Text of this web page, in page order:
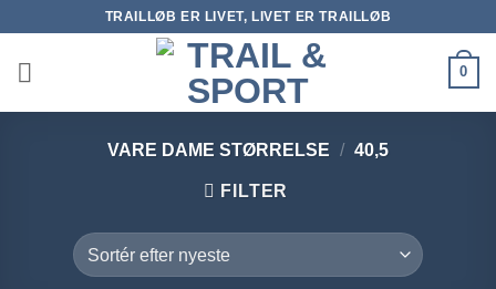
indhold
TRAILLØB ER LIVET, LIVET ER TRAILLØB
0
VARE DAME STØRRELSE / 40,5
FILTER